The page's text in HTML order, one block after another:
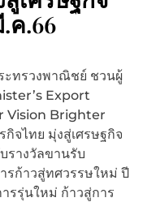
ค.66
ะทรวงพาณิชย์ ชวนผู้
Export
Vision Brighter
จไทย มุ่งสู่เศรษฐกิจ
รางวัลขานรับ
รก้าวสู่ทศวรรษใหม่ ปี
รรุ่นใหม่ ก้าวสู่การ